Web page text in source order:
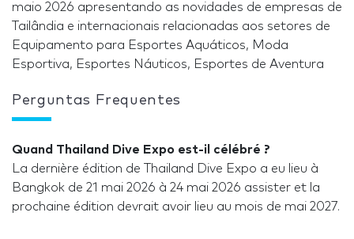
maio 2026 apresentando as novidades de empresas de
Tailândia e internacionais relacionadas aos setores de
Equipamento para Esportes Aquáticos, Moda
Esportiva, Esportes Náuticos, Esportes de Aventura
Perguntas Frequentes
Quand Thailand Dive Expo est-il célébré ?
La dernière édition de Thailand Dive Expo a eu lieu à
Bangkok de 21 mai 2026 à 24 mai 2026 assister et la
prochaine édition devrait avoir lieu au mois de mai 2027.